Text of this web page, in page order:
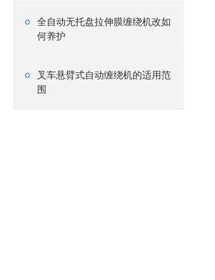
全自动无托盘拉伸膜缠绕机改如
何养护
叉车悬臂式自动缠绕机的适用范
围